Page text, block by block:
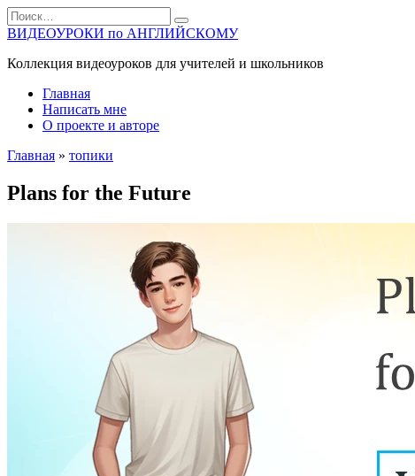
Перейти
к
содержанию
Search
for:
ВИДЕОУРОКИ по АНГЛИЙСКОМУ
Коллекция видеоуроков для учителей и школьников
Главная
Написать мне
О проекте и авторе
Главная » топики
Plans for the Future